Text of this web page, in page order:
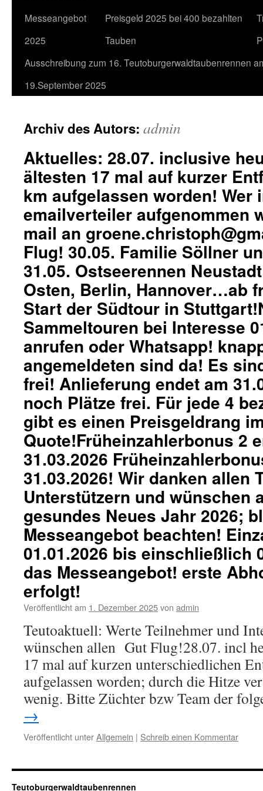
Messeangebot
2025
Preisgeld 2025 bei 400 bezahlten
Tauben
Ausschreibung zum 16. Teutoburgerwaldtaubenrennen
19.September 2025
Archiv des Autors: admin
Aktuelles: 28.07. inclusive
ältesten 17 mal auf kurzer
km aufgelassen worden! Wer
emailverteiler aufgenommen
mail an
Flug! 30.05. Familie Söllner
31.05. Ostseerennen
Osten, Berlin, Hannover…ab
Start der Südtour in
Sammeltouren bei Interesse
anrufen oder Whatsapp!
angemeldeten sind da! Es
frei! Anlieferung endet am
noch Plätze frei. Für jede 4
gibt es einen Preisgeldrang
Quote!Früheinzahlerbonus 2
31.03.2026
31.03.2026! Wir danken allen
Unterstützern und wünschen
gesundes Neues Jahr 2026;
Messeangebot beachten!
01.01.2026 bis einschließlich
das Messeangebot! erste
erfolgt!
Veröffentlicht am 1. Dezember 2025von admin
Teutoaktuell: Werte Teilnehmer und
wünschen allen Gut Flug!28.07. incl
17 mal auf kurzen unterschiedlichen
aufgelassen worden; durch die Hitze
wenig. Bitte Züchter bzw Team der
→
Veröffentlicht unterAllgemein | Schreib einen Kommentar
Teutoburgerwaldtaubenrennen